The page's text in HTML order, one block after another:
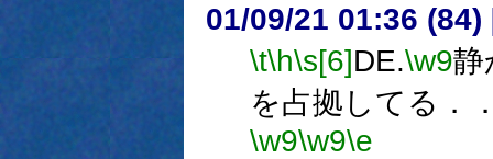
01/09/21 01:36 (84)
\t\h\s[6]DE.\w9静
を占拠してる．
\w9\w9\e